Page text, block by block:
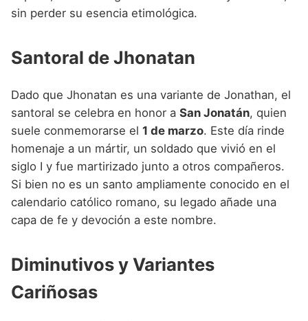
sin perder su esencia etimológica.
Santoral de Jhonatan
Dado que Jhonatan es una variante de Jonathan, el
santoral se celebra en honor a San Jonatán, quien
suele conmemorarse el 1 de marzo. Este día rinde
homenaje a un mártir, un soldado que vivió en el
siglo I y fue martirizado junto a otros compañeros.
Si bien no es un santo ampliamente conocido en el
calendario católico romano, su legado añade una
capa de fe y devoción a este nombre.
Diminutivos y Variantes
Cariñosas